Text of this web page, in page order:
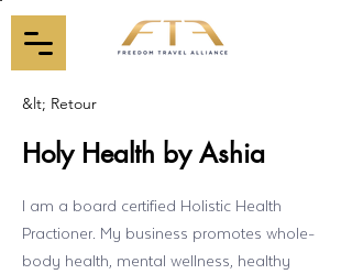
&lt; Retour
Holy Health by Ashia
I am a board certified Holistic Health
Practioner. My business promotes whole-
body health, mental wellness, healthy